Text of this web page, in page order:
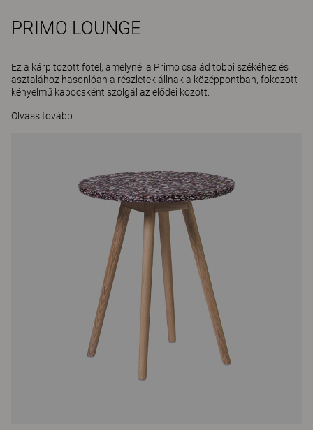
PRIMO LOUNGE
Ez a kárpitozott fotel, amelynél a Primo család többi székéhez és
asztalához hasonlóan a részletek állnak a középpontban, fokozott
kényelmű kapocsként szolgál az elődei között.
Olvass tovább